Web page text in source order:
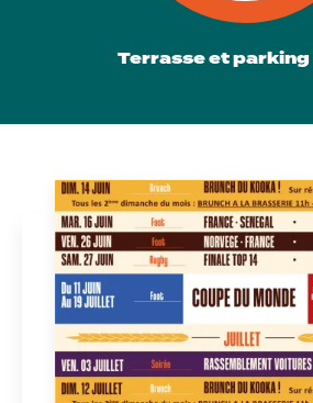
Terrasse et parking